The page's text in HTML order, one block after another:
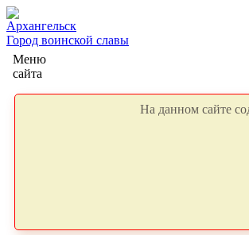
Архангельск
Город воинской славы
Меню
сайта
На данном сайте